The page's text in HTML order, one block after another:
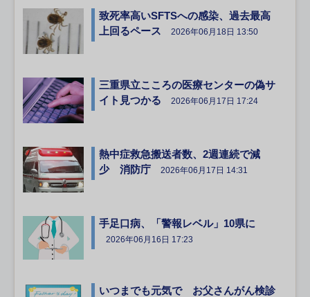
致死率高いSFTSへの感染、過去最高
上回るペース
2026年06月18日 13:50
三重県立こころの医療センターの偽サ
イト見つかる
2026年06月17日 17:24
熱中症救急搬送者数、2週連続で減
少 消防庁
2026年06月17日 14:31
手足口病、「警報レベル」10県に
2026年06月16日 17:23
いつまでも元気で お父さんがん検診